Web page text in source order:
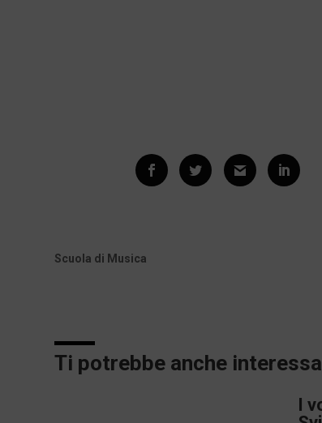
Scuola di Musica
Ti potrebbe anche
I